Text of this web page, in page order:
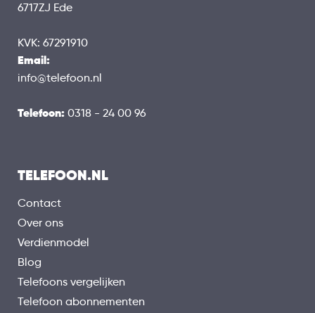
6717ZJ Ede
KVK: 67291910
Email:
info@telefoon.nl
Telefoon: 0318 - 24 00 96
TELEFOON.NL
Contact
Over ons
Verdienmodel
Blog
Telefoons vergelijken
Telefoon abonnementen